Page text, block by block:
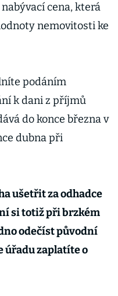
cena, která
nemovitosti ke
podáním
k dani z příjmů
do konce března v
dubna při
ušetřit za odhadce
si totiž při brzkém
odečíst původní
úřadu zaplatíte o